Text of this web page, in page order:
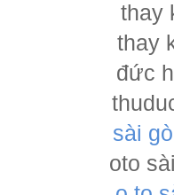
thay
thay
đức
sài
oto